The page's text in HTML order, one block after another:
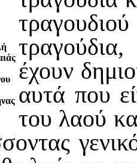
έχουν
αυτά που
του λαού